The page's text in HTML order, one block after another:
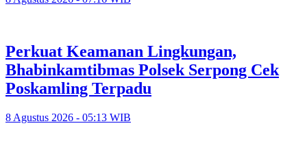
Perkuat Keamanan Lingkungan,
Bhabinkamtibmas Polsek Serpong Cek
Poskamling Terpadu
8 Agustus 2026 - 05:13 WIB